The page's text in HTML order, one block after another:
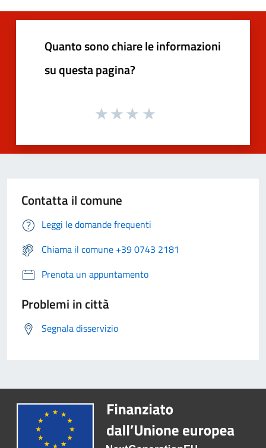
Quanto sono chiare le informazioni
su questa pagina?
Contatta il comune
Leggi le domande frequenti
Chiama il comune +39 0743 2181
Prenota un appuntamento
Problemi in città
Segnala disservizio